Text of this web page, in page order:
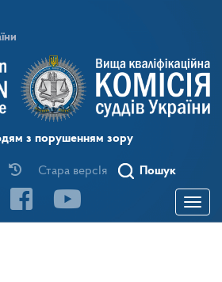
з порушенням зору
Стара версІя Пошук
Toggle